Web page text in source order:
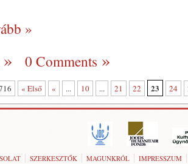
»
0 Comments
« Első « ... 10 ... 21 22 23 24
SZERKESZTŐK MAGUNKRÓL IMPRESSZUM